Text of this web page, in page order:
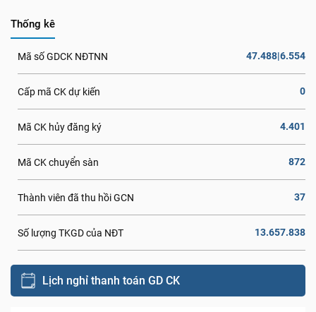
Thống kê
Mã số GDCK NĐTNN 47.488|6.554
Cấp mã CK dự kiến 0
Mã CK hủy đăng ký 4.401
Mã CK chuyển sàn 872
Thành viên đã thu hồi GCN 37
Số lượng TKGD của NĐT 13.657.838
Lịch nghỉ thanh toán GD CK